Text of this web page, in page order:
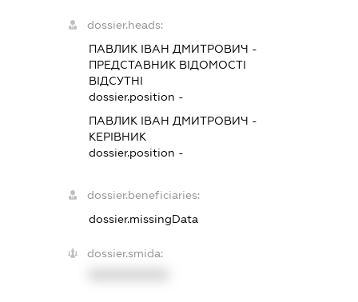
dossier.heads:
ПАВЛИК ІВАН ДМИТРОВИЧ -
ПРЕДСТАВНИК ВІДОМОСТІ
ВІДСУТНІ
dossier.position -
ПАВЛИК ІВАН ДМИТРОВИЧ -
КЕРІВНИК
dossier.position -
dossier.beneficiaries:
dossier.missingData
dossier.smida: